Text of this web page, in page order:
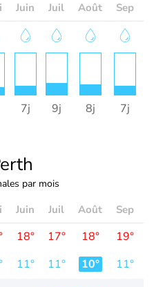
Juin Juil Août Sep
7j 9j 8j 7j
par mois
Juin Juil Août Sep
18° 17° 18° 19°
11° 11° 10° 11°